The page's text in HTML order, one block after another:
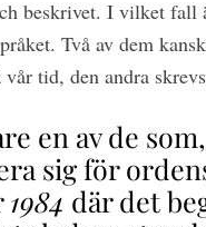
beskrivet. I vilket
Två av dem
tid, den andra
en av de
sig för
1984 där det